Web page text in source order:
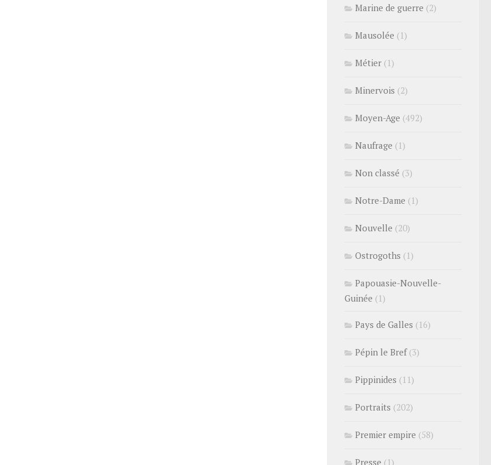
Marine de guerre (2)
Mausolée (1)
Métier (1)
Minervois (2)
Moyen-Age (492)
Naufrage (1)
Non classé (3)
Notre-Dame (1)
Nouvelle (20)
Ostrogoths (1)
Papouasie-Nouvelle-
Guinée (1)
Pays de Galles (16)
Pépin le Bref(3)
Pippinides (11)
Portraits (202)
Premier empire (58)
Presse (1)